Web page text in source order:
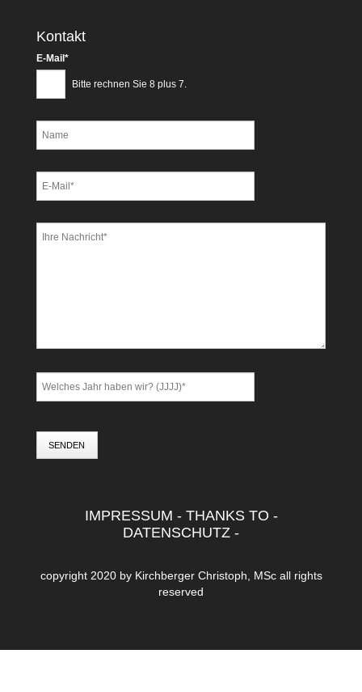
Kontakt
Pflichtfeld
E-Mail*
Bitte rechnen Sie 8 plus 7.
SENDEN
IMPRESSUM - THANKS TO -
DATENSCHUTZ -
copyright 2020 by Kirchberger Christoph, MScall rights
reserved